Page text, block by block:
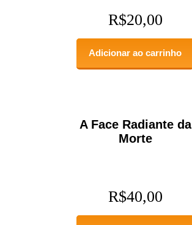
R$20,00
Adicionar ao carrinho
A Face Radiante da
Morte
R$40,00